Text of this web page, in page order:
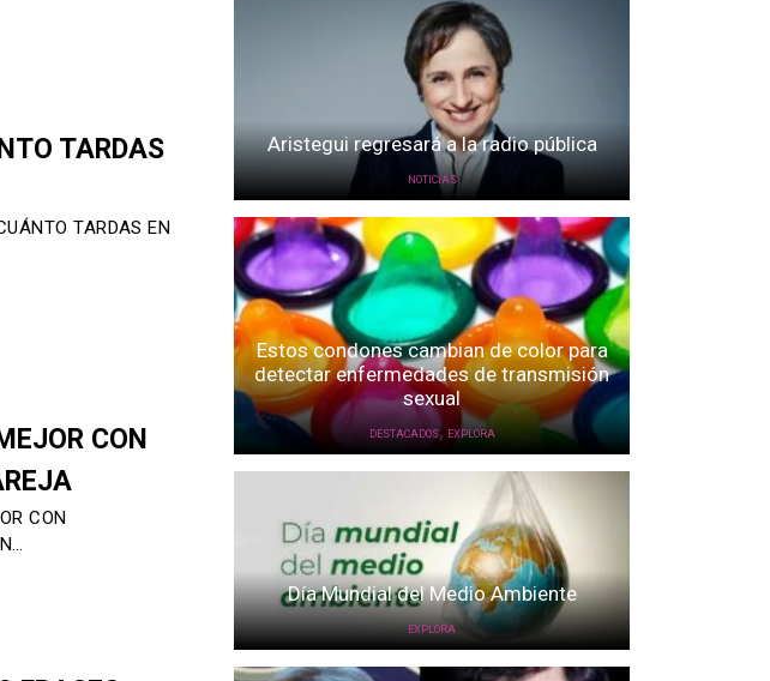
TARDAS
TARDAS EN
CON
CON
Aristegui regresará a la radio pública
NOTICIAS
Estos condones cambian de color para
detectar enfermedades de transmisión
sexual
DESTACADOS, EXPLORA
Día Mundial del Medio Ambiente
EXPLORA